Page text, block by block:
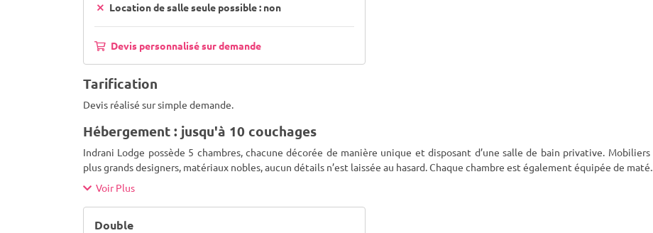
Location de salle seule possible : non
Devis personnalisé sur demande
Tarification
Devis réalisé sur simple demande.
Hébergement : jusqu'à 10 couchages
Indrani Lodge possède 5 chambres, chacune décorée de manière unique et disposant d’une salle de bain privative. Mobiliers
plus grands designers, matériaux nobles, aucun détails n’est laissée au hasard. Chaque chambre est également équipée de maté
Voir Plus
Double